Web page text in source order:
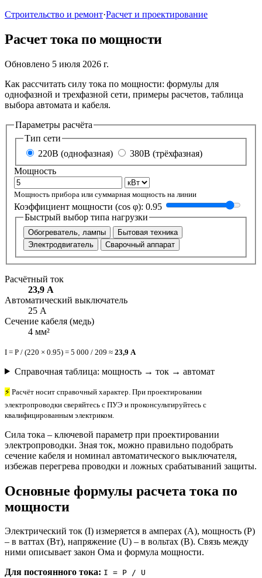
Строительство и ремонт·Расчет и проектирование
Расчет тока по мощности
Обновлено 5 июля 2026 г.
Как рассчитать силу тока по мощности: формулы для
однофазной и трехфазной сети, примеры расчетов, таблица
выбора автомата и кабеля.
Параметры расчёта
Тип сети
220В (однофазная)
380В (трёхфазная)
Мощность
Мощность прибора или суммарная мощность на линии
Коэффициент мощности (cos φ): 0.95
Быстрый выбор типа нагрузки
Обогреватель, лампы
Бытовая техника
Электродвигатель
Сварочный аппарат
Расчётный ток
23,9 А
Автоматический выключатель
25 А
Сечение кабеля (медь)
4 мм²
I = P / (220 × 0.95) = 5 000 / 209 ≈ 23,9 А
Справочная таблица: мощность → ток → автомат
⚡ Расчёт носит справочный характер. При проектировании
электропроводки сверяйтесь с ПУЭ и проконсультируйтесь с
квалифицированным электриком.
Сила тока – ключевой параметр при проектировании
электропроводки. Зная ток, можно правильно подобрать
сечение кабеля и номинал автоматического выключателя,
избежав перегрева проводки и ложных срабатываний защиты.
Основные формулы расчета тока по
мощности
Электрический ток (I) измеряется в амперах (А), мощность (P)
– в ваттах (Вт), напряжение (U) – в вольтах (В). Связь между
ними описывает закон Ома и формула мощности.
Для постоянного тока: I = P / U